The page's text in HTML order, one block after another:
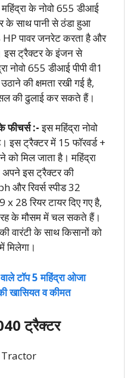
के नोवो 655 डीआई
के साथ पानी से ठंडा हुआ
पावर जनरेट करता है और
इस ट्रैक्टर के इंजन से
नोवो 655 डीआई पीपी वी1
की क्षमता रखी गई है,
की ढुलाई कर सकते हैं।
फीचर्स :-इस महिंद्रा नोवो
इस ट्रैक्टर में 15 फॉरवर्ड +
को मिल जाता है। महिंद्रा
इस ट्रैक्टर की
और रिवर्स स्पीड 32
28 रियर टायर दिए गए है,
के मौसम में चल सकते हैं।
वारंटी के साथ किसानों को
टॉप 5 महिंद्रा ओजा
खासियत व कीमत
ट्रैक्टर